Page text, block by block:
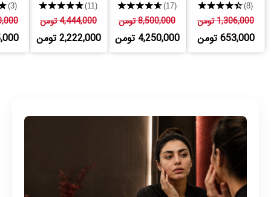
★★★★★(8)
1,306,000 تومن
653,000 تومن
★★★★★(17)
8,500,000 تومن
4,250,000 تومن
★★★★★(11)
4,444,000 تومن
2,222,000 تومن
(3)